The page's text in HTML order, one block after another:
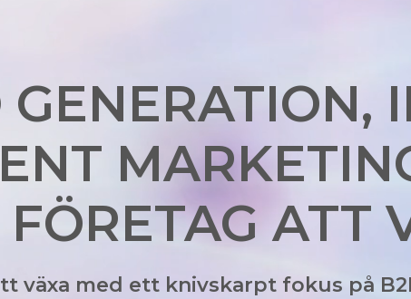
ATT
växa med ett knivskarpt fokus på